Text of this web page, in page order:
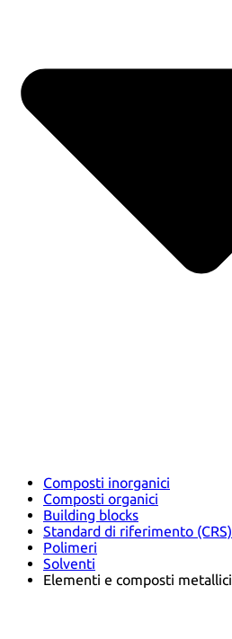
Composti inorganici
Composti organici
Building blocks
Standard di riferimento (CRS)
Polimeri
Solventi
Elementi e composti metallici